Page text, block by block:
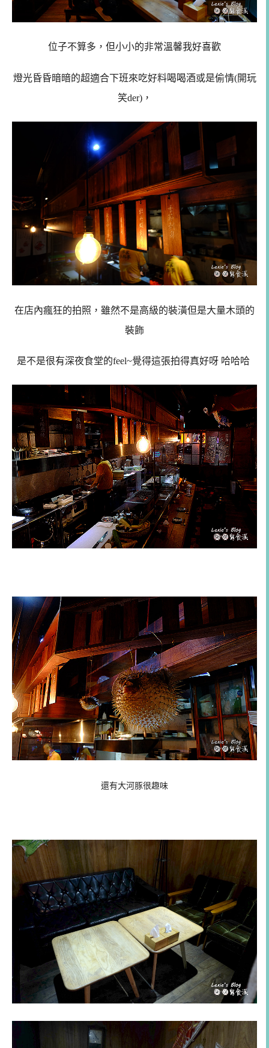
位子不算多，但小小的非常溫馨我好喜歡
燈光昏昏暗暗的超適合下班來吃好料喝喝酒或是偷情(開玩
笑der)，
在店內瘋狂的拍照，雖然不是高級的裝潢但是大量木頭的
裝飾
是不是很有深夜食堂的feel~覺得這張拍得真好呀 哈哈哈
還有大河豚很趣味